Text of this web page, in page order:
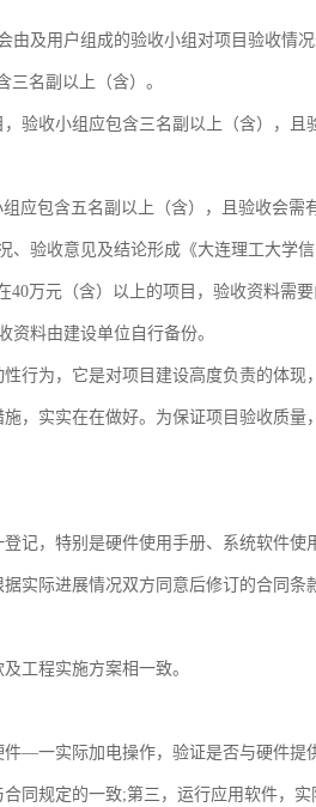
及用户组成的验收小组对项目验收情况
三名副以上（含）。
验收小组应包含三名副以上（含），
应包含五名副以上（含），且验收会需
验收意见及结论形成《大连理工大学
万元（含）以上的项目，验收资料需
资料由建设单位自行备份。
行为，它是对项目建设高度负责的体
，实实在在做好。为保证项目验收质
记，特别是硬件使用手册、系统软件使
实际进展情况双方同意后修订的合同条
工程实施方案相一致。
—一实际加电操作，验证是否与硬件提
同规定的一致;第三，运行应用软件，